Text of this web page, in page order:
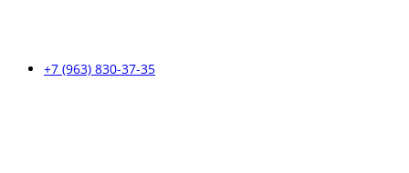
+7 (963) 830-37-35